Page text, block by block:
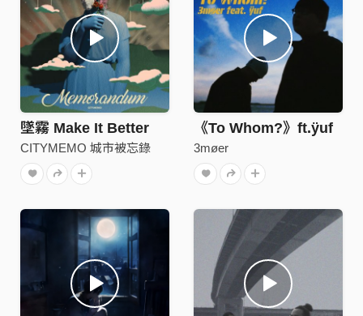
墜霧 Make It Better
CITYMEMO 城市被忘錄
《To Whom?》ft.ÿuf
3møer